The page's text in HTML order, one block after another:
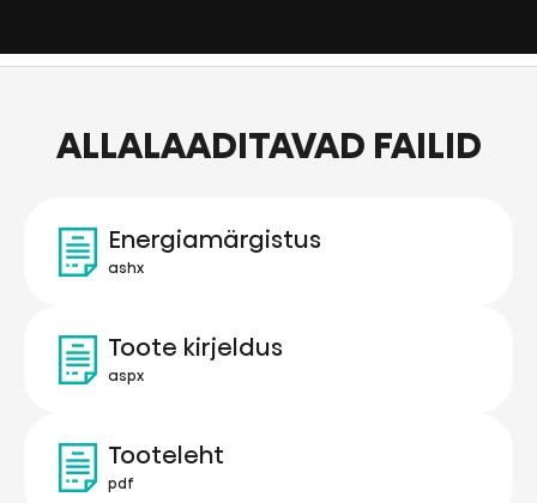
ALLALAADITAVAD FAILID
Energiamärgistus
ashx
Toote kirjeldus
aspx
Tooteleht
pdf